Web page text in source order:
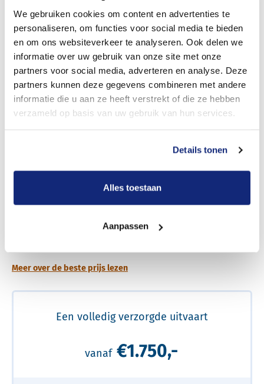
We gebruiken cookies om content en advertenties te
personaliseren, om functies voor social media te bieden
en om ons websiteverkeer te analyseren. Ook delen we
informatie over uw gebruik van onze site met onze
partners voor social media, adverteren en analyse. Deze
partners kunnen deze gegevens combineren met andere
informatie die u aan ze heeft verstrekt of die ze hebben
verzameld op basis van uw gebruik van hun services.
Details tonen
Alles toestaan
Aanpassen
Dit kost een crematie
Een betere uitvaart ervaring voor een betere
Meer over de beste prijs lezen
Een volledig verzorgde uitvaart
vanaf €1.750,-